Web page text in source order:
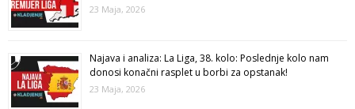
23 Maja, 2026
Najava i analiza: La Liga, 38. kolo: Poslednje kolo nam
donosi konačni rasplet u borbi za opstanak!
23 Maja, 2026